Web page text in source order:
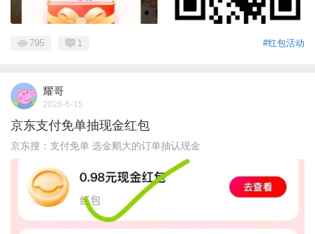
#红包活动
795 1
耀哥
2026-6-15
京东支付免单抽现金红包
京东搜：支付免单 选金鹅大的订单抽认现金